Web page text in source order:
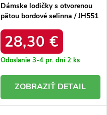
Dámske lodičky s otvorenou
pätou bordové selinna / JH551
28,30 €
Odoslanie 3-4 pr. dní2 ks
DETAIL